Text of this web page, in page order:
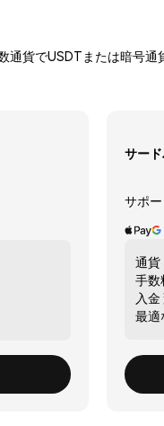
貨でUSDTまたは暗号
サー
サポ
通貨
手数
入金
最適